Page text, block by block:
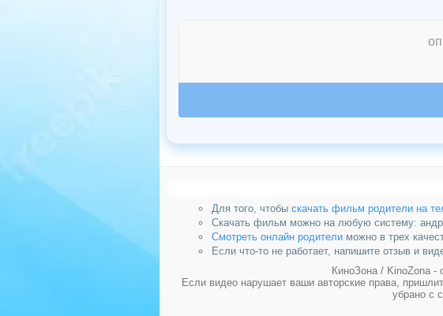
Для того, чтобыскачать фильм родители на
Скачать фильм можно на любую систему:
Смотреть онлайн родители можно в трех
Если что-то не работает, напишите отзыв и
КиноЗона / KinoZona -
Если видео нарушает ваши авторские права,
убрано с